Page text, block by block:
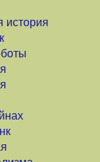
история